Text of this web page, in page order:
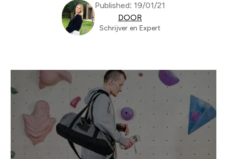
Published: 19/01/21
DOOR
Schrijver en Expert